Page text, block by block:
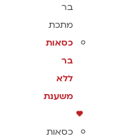
בר
מתכת
כסאות
בר
ללא
משענת
כסאות